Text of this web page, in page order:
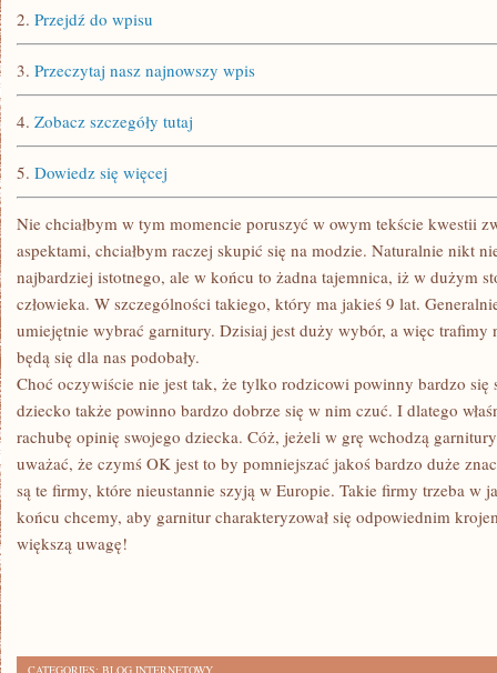
2. Przejdź do wpisu
3. Przeczytaj nasz najnowszy wpis
4. Zobacz szczegóły tutaj
5. Dowiedz się więcej
Nie chciałbym w tym momencie poruszyć w owym tekście kwestii
aspektami, chciałbym raczej skupić się na modzie. Naturalnie nikt
najbardziej istotnego, ale w końcu to żadna tajemnica, iż w dużym
człowieka. W szczególności takiego, który ma jakieś 9 lat.
umiejętnie wybrać garnitury. Dzisiaj jest duży wybór, a więc trafimy
będą się dla nas podobały.
Choć oczywiście nie jest tak, że tylko rodzicowi powinny bardzo się
dziecko także powinno bardzo dobrze się w nim czuć. I dlatego
rachubę opinię swojego dziecka. Cóż, jeżeli w grę wchodzą
uważać, że czymś OK jest to by pomniejszać jakoś bardzo duże
są te firmy, które nieustannie szyją w Europie. Takie firmy trzeba w
końcu chcemy, aby garnitur charakteryzował się odpowiednim
większą uwagę!
CATEGORIES: BLOG INTERNETOWY